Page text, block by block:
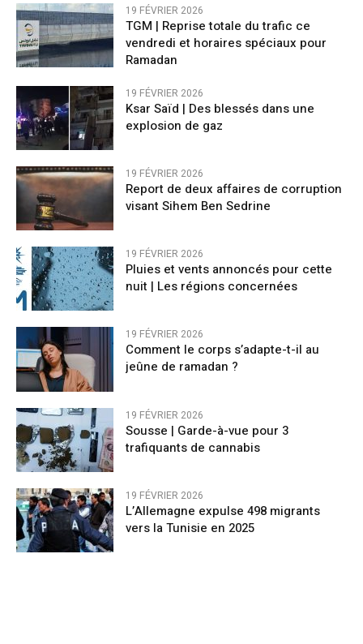
19 FÉVRIER 2026
TGM | Reprise totale du trafic ce
vendredi et horaires spéciaux pour
Ramadan
19 FÉVRIER 2026
Ksar Saïd | Des blessés dans une
explosion de gaz
19 FÉVRIER 2026
Report de deux affaires de corruption
visant Sihem Ben Sedrine
19 FÉVRIER 2026
Pluies et vents annoncés pour cette
nuit | Les régions concernées
19 FÉVRIER 2026
Comment le corps s’adapte-t-il au
jeûne de ramadan ?
19 FÉVRIER 2026
Sousse | Garde-à-vue pour 3
trafiquants de cannabis
19 FÉVRIER 2026
L’Allemagne expulse 498 migrants
vers la Tunisie en 2025